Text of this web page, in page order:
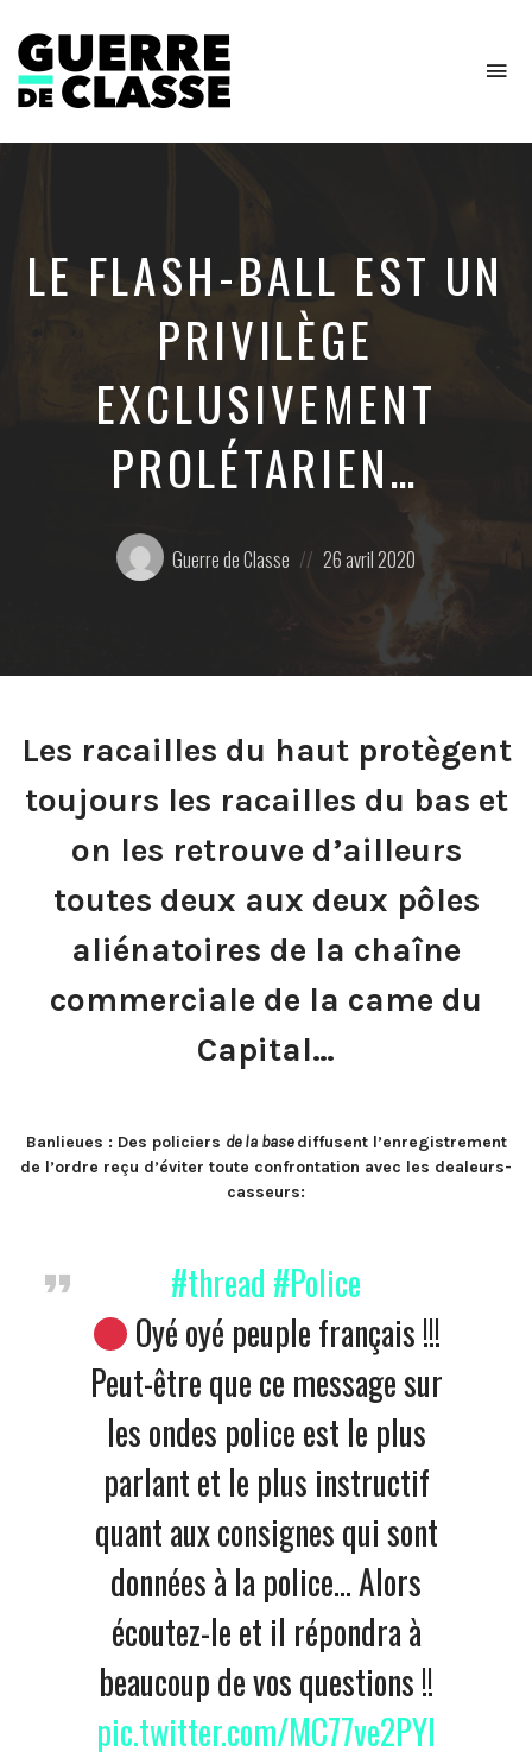
de
LE FLASH-BALL EST UN
PRIVILÈGE
EXCLUSIVEMENT
PROLÉTARIEN…
Posté
par:
Guerre de Classe
on
26 avril 2020
Les racailles du haut protègent
toujours les racailles du bas et
on les retrouve d’ailleurs
toutes deux aux deux pôles
aliénatoires de la chaîne
commerciale de la came du
Capital…
Banlieues : Des policiers de la basediffusent l’enregistrement
de l’ordre reçu d’éviter toute confrontation avec les dealeurs-
casseurs:
#thread #Police
Oyé oyé peuple français !!!
Peut-être que ce message sur
les ondes police est le plus
parlant et le plus instructif
quant aux consignes qui sont
données à la police… Alors
écoutez-le et il répondra à
beaucoup de vos questions !!
pic.twitter.com/MC77ve2PYl